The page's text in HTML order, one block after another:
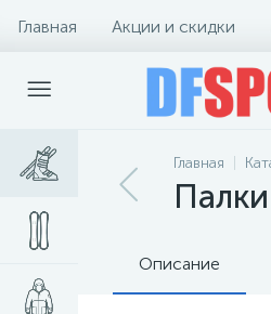
Главная Акции и скидки
Главная
Описание